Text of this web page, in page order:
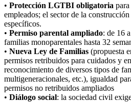
• Protección LGTBI obligatoria
empleados; el sector de la
específicos.
• Permiso parental ampliado: de 16
familias monoparentales hasta 32
• Nueva Ley de Familias (propuesta
permisos retribuidos para cuidados y
reconocimiento de diversos tipos de
multigeneracionales, etc.), igualdad
permisos no retribuidos ampliados
• Diálogo social: la sociedad civil